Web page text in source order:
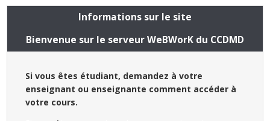
Informations sur le site
Bienvenue sur le serveur WeBWorK du CCDMD
Si vous êtes étudiant, demandez à votre
enseignant ou enseignante comment accéder à
votre cours.